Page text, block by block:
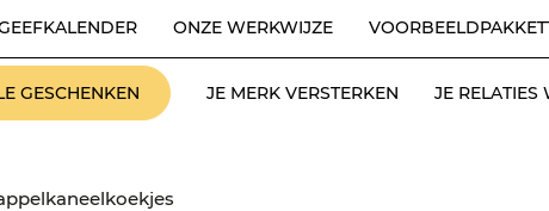
ONZE WERKWIJZE
GESCHENKEN JE MERK VERSTERKEN JE RELATIES